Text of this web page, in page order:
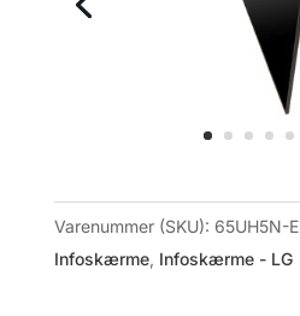
Varenummer (SKU): 65UH5N-E
Infoskærme, Infoskærme - LG